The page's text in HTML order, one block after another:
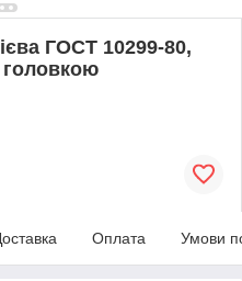
ГОСТ 10299-80,
головкою
Оплата Умови